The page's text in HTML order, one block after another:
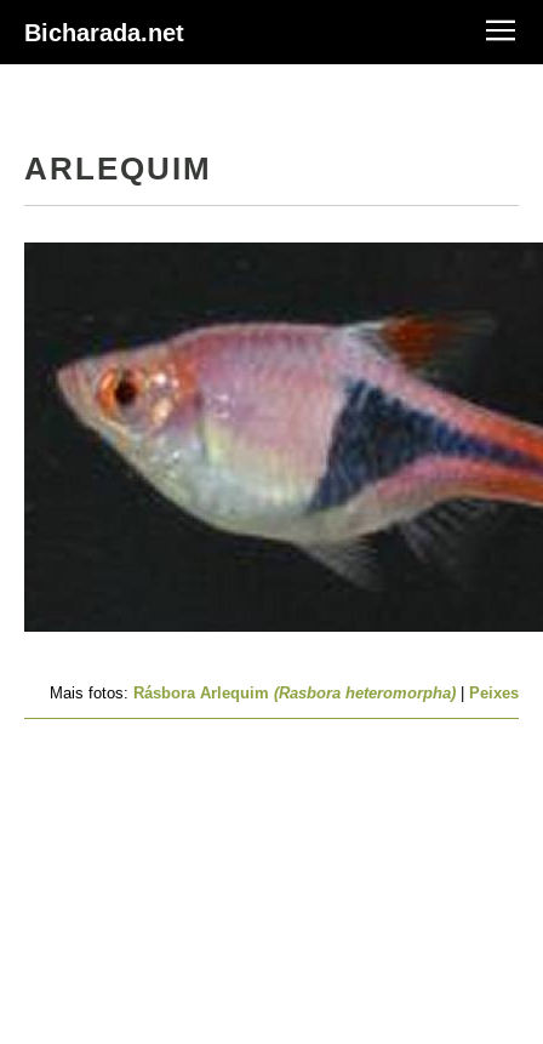
Bicharada.net
ARLEQUIM
Mais fotos: Rásbora Arlequim (Rasbora heteromorpha) Peixes